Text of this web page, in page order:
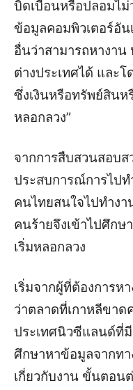
บิดเบือนหรือปลอมไ
ข้อมูลคอมพิวเตอร์อัน
อื่นว่าสามารถหางาน
ต่างประเทศได้ และ
ซึ่งเงินหรือทรัพย์สิน
หลอกลวง”
จากการสืบสวนสอบส
ประสบการณ์การไป
คนไทยสนใจไปทำงา
คนร้ายจึงเข้าไปศึกษ
เริ่มหลอกลวง
เริ่มจากผู้ที่ต้องการห
ว่าตลาดที่เกาหลีขาด
ประเทศนิวซีแลนด์ที่มี
ศึกษาหาข้อมูลจากท
เกี่ยวกับงาน ขั้นตอน